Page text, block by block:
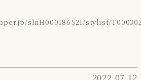
slnH000186521/stylist/
2022.07.12